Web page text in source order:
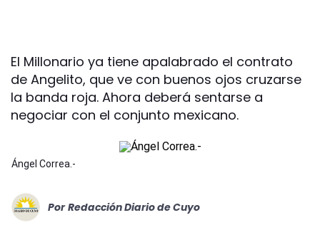
El Millonario ya tiene apalabrado el contrato
de Angelito, que ve con buenos ojos cruzarse
la banda roja. Ahora deberá sentarse a
negociar con el conjunto mexicano.
Ángel Correa.-
Por Redacción Diario de Cuyo